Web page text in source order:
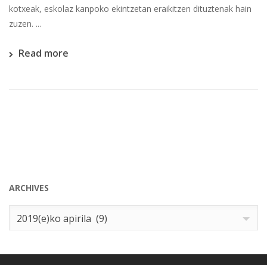
kotxeak, eskolaz kanpoko ekintzetan eraikitzen dituztenak hain
zuzen. ...
Read more
ARCHIVES
Archives
2019(e)ko apirila (9)